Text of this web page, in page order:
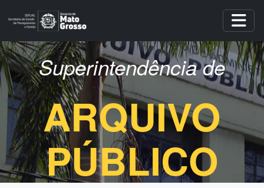
Skip to main content
Superintendência de
ARQUIVO
PÚBLICO